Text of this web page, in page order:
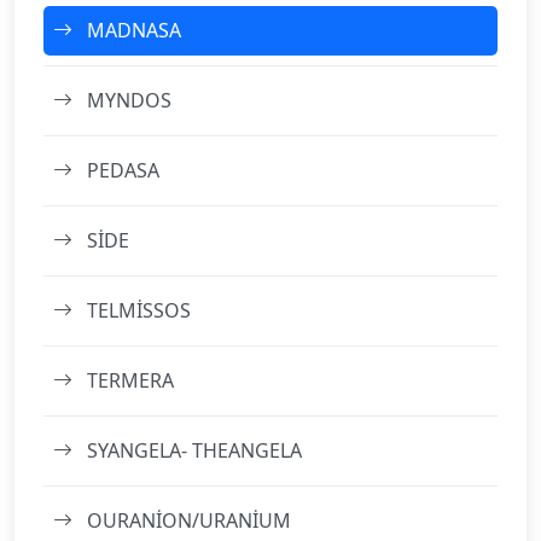
MADNASA
MYNDOS
PEDASA
SİDE
TELMİSSOS
TERMERA
SYANGELA- THEANGELA
OURANİON/URANİUM